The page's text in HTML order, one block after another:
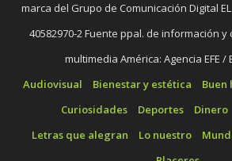
marca del Grupo de Comunicación Digital EL
40582970-2 Fuente ppal. de información
multimedia América: Agencia EFE /
Audiovisual
Bienestar y estética Buen
Curiosidades
Deportes Dinero
Letras que alegran
Lo nuestro